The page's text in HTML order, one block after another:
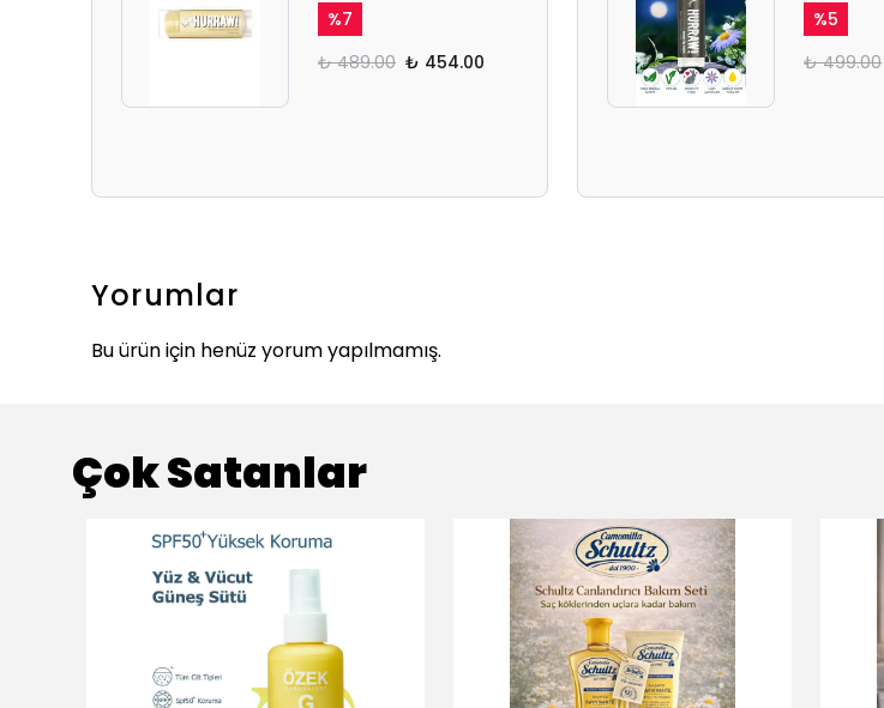
%7
₺ 489.00 ₺ 454.00
%5
₺ 499.00
Yorumlar
Bu ürün için henüz yorum yapılmamış.
Çok Satanlar